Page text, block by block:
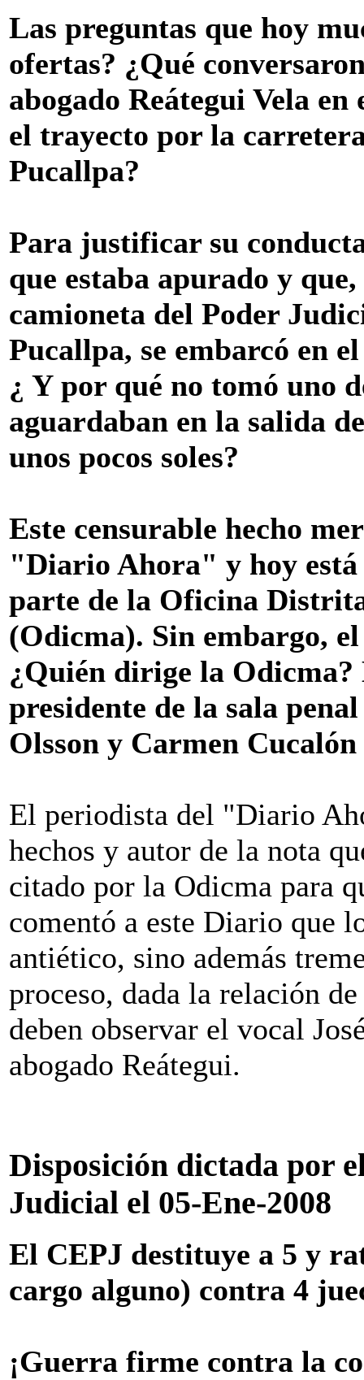
Las preguntas que hoy
ofertas? ¿Qué
abogado Reátegui Vela
el trayecto por la
Pucallpa?
Para justificar su
que estaba apurado y
camioneta del Poder
Pucallpa, se embarcó en
¿ Y por qué no tomó uno
aguardaban en la salida
unos pocos soles?
Este censurable hecho
"Diario Ahora" y hoy está
parte de la Oficina
(Odicma). Sin embargo,
¿Quién dirige la
presidente de la sala
Olsson y Carmen Cucalón
El periodista del "Diario
hechos y autor de la nota
citado por la Odicma para
comentó a este Diario que
antiético, sino además
proceso, dada la relación
deben observar el vocal
abogado Reátegui.
Disposición dictada por
Judicial el 05-Ene-2008
El CEPJ destituye a 5 y
cargo alguno) contra 4
¡Guerra firme contra la